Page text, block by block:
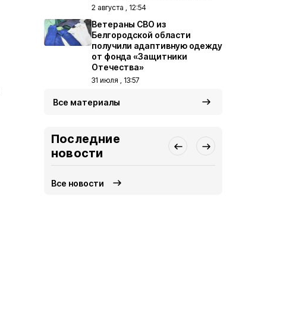
2 августа , 12:54
Ветераны СВО из
Белгородской области
получили адаптивную одежду
от фонда «Защитники
Отечества»
31 июля , 13:57
Все материалы
Последние
новости
Все новости